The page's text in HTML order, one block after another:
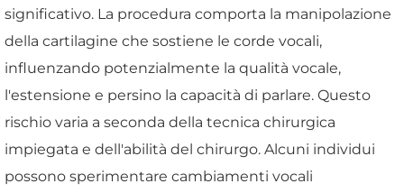
significativo. La procedura comporta la manipolazione
della cartilagine che sostiene le corde vocali,
influenzando potenzialmente la qualità vocale,
l'estensione e persino la capacità di parlare. Questo
rischio varia a seconda della tecnica chirurgica
impiegata e dell'abilità del chirurgo. Alcuni individui
possono sperimentare cambiamenti vocali